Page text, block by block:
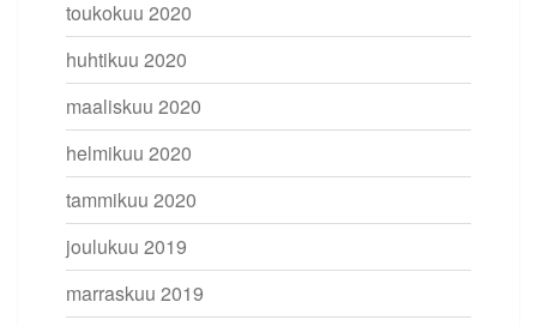
toukokuu 2020
huhtikuu 2020
maaliskuu 2020
helmikuu 2020
tammikuu 2020
joulukuu 2019
marraskuu 2019